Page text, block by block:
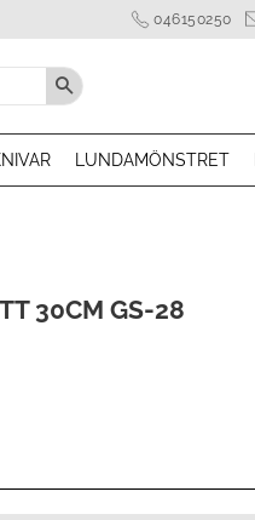
046150250
LUNDAMÖNSTRET
30CM GS-28